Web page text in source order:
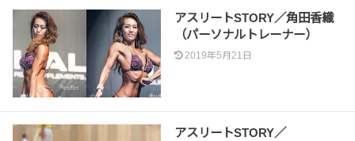
アスリートSTORY／角田香織
（パーソナルトレーナー）
2019年5月21日
アスリートSTORY／